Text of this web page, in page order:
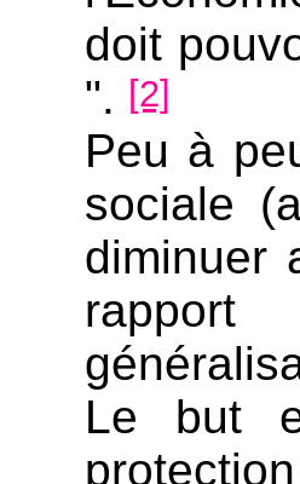
doit
". [2]
Peu à
sociale
diminuer
Le but